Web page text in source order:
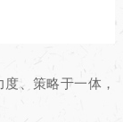
、策略于一体，